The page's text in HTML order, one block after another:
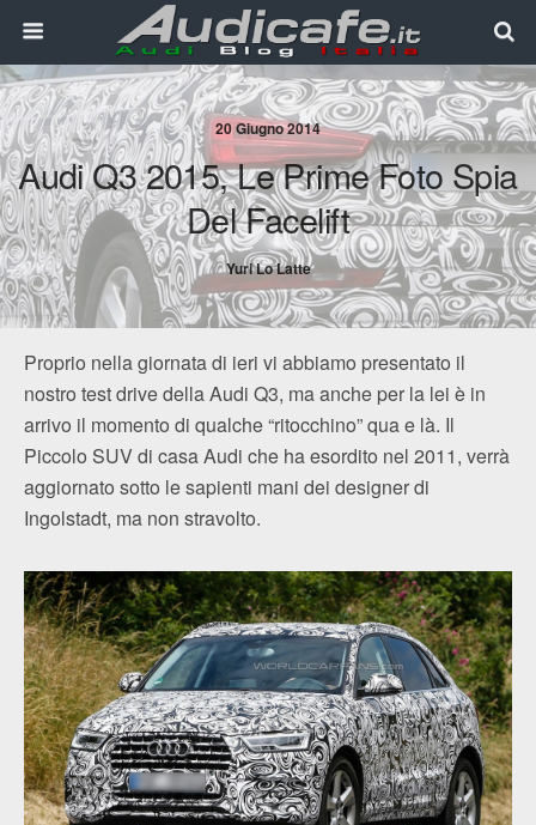
20 Giugno 2014
Audi Q3 2015, Le Prime Foto Spia
Del Facelift
Yuri Lo Latte
Proprio nella giornata di ieri vi abbiamo presentato il
nostro test drive della Audi Q3, ma anche per la lei è in
arrivo il momento di qualche “ritocchino” qua e là. Il
Piccolo SUV di casa Audi che ha esordito nel 2011, verrà
aggiornato sotto le sapienti mani dei designer di
Ingolstadt, ma non stravolto.